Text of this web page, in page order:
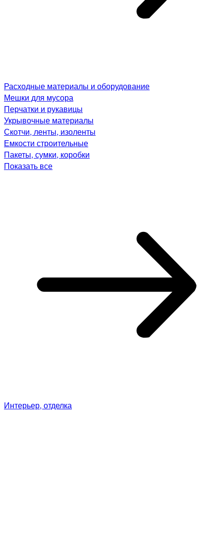
Расходные материалы и оборудование
Мешки для мусора
Перчатки и рукавицы
Укрывочные материалы
Скотчи, ленты, изоленты
Емкости строительные
Пакеты, сумки, коробки
Показать все
Интерьер, отделка